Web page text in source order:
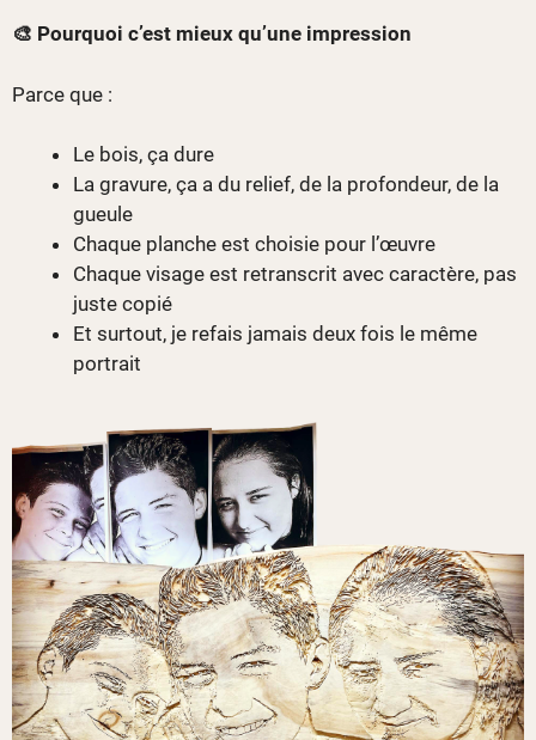
🎨 Pourquoi c’est mieux qu’une impression
Parce que :
Le bois, ça dure
La gravure, ça a du relief, de la profondeur, de la
gueule
Chaque planche est choisie pour l’œuvre
Chaque visage est retranscrit avec caractère, pas
juste copié
Et surtout, je refais jamais deux fois le même
portrait